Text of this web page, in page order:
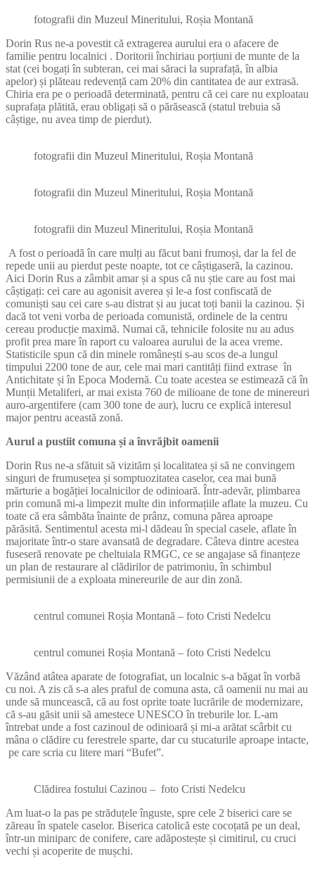
fotografii din Muzeul Mineritului, Roșia Montană
Dorin Rus ne-a povestit că extragerea aurului era o afacere de
familie pentru localnici . Doritorii închiriau porțiuni de munte de la
stat (cei bogați în subteran, cei mai săraci la suprafață, în albia
apelor) și plăteau redevență cam 20% din cantitatea de aur extrasă.
Chiria era pe o perioadă determinată, pentru că cei care nu exploatau
suprafața plătită, erau obligați să o părăsească (statul trebuia să
câștige, nu avea timp de pierdut).
fotografii din Muzeul Mineritului, Roșia Montană
fotografii din Muzeul Mineritului, Roșia Montană
fotografii din Muzeul Mineritului, Roșia Montană
A fost o perioadă în care mulți au făcut bani frumoși, dar la fel de
repede unii au pierdut peste noapte, tot ce câștigaseră, la cazinou.
Aici Dorin Rus a zâmbit amar și a spus că nu știe care au fost mai
câștigați: cei care au agonisit averea și le-a fost confiscată de
comuniști sau cei care s-au distrat și au jucat toți banii la cazinou. Și
dacă tot veni vorba de perioada comunistă, ordinele de la centru
cereau producție maximă. Numai că, tehnicile folosite nu au adus
profit prea mare în raport cu valoarea aurului de la acea vreme.
Statisticile spun că din minele românești s-au scos de-a lungul
timpului 2200 tone de aur, cele mai mari cantități fiind extrase în
Antichitate și în Epoca Modernă. Cu toate acestea se estimează că în
Munții Metaliferi, ar mai exista 760 de milioane de tone de minereuri
auro-argentifere (cam 300 tone de aur), lucru ce explică interesul
major pentru această zonă.
Aurul a pustiit comuna și a învrăjbit oamenii
Dorin Rus ne-a sfătuit să vizităm și localitatea și să ne convingem
singuri de frumusețea și somptuozitatea caselor, cea mai bună
mărturie a bogăției localnicilor de odinioară. Într-adevăr, plimbarea
prin comună mi-a limpezit multe din informațiile aflate la muzeu. Cu
toate că era sâmbăta înainte de prânz, comuna părea aproape
părăsită. Sentimentul acesta mi-l dădeau în special casele, aflate în
majoritate într-o stare avansată de degradare. Câteva dintre acestea
fuseseră renovate pe cheltuiala RMGC, ce se angajase să finanțeze
un plan de restaurare al clădirilor de patrimoniu, în schimbul
permisiunii de a exploata minereurile de aur din zonă.
centrul comunei Roșia Montană – foto Cristi Nedelcu
centrul comunei Roșia Montană – foto Cristi Nedelcu
Văzând atâtea aparate de fotografiat, un localnic s-a băgat în vorbă
cu noi. A zis că s-a ales praful de comuna asta, că oamenii nu mai au
unde să muncească, că au fost oprite toate lucrările de modernizare,
că s-au găsit unii să amestece UNESCO în treburile lor. L-am
întrebat unde a fost cazinoul de odinioară și mi-a arătat scârbit cu
mâna o clădire cu ferestrele sparte, dar cu stucaturile aproape intacte,
pe care scria cu litere mari “Bufet”.
Clădirea fostului Cazinou – foto Cristi Nedelcu
Am luat-o la pas pe străduțele înguste, spre cele 2 biserici care se
zăreau în spatele caselor. Biserica catolică este cocoțată pe un deal,
într-un miniparc de conifere, care adăpostește și cimitirul, cu cruci
vechi și acoperite de mușchi.